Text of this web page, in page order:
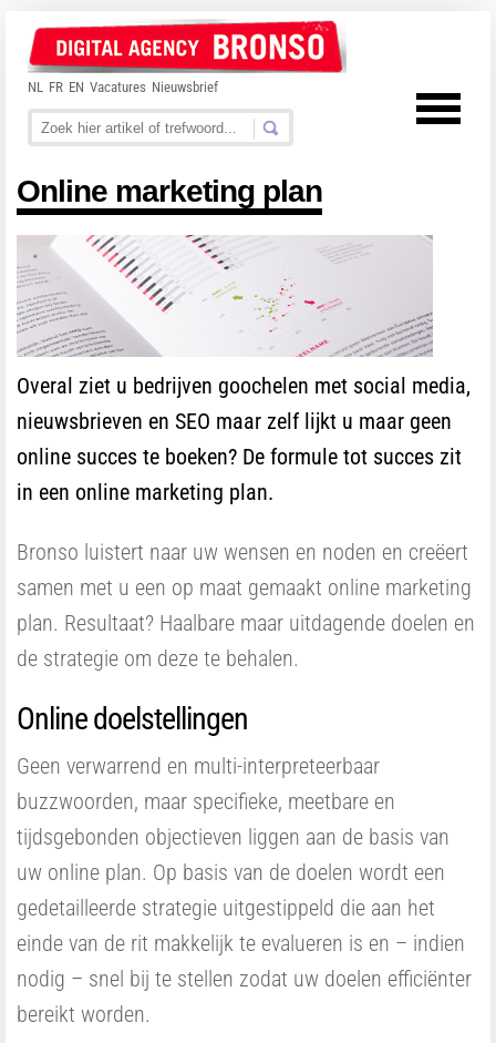
NL FR EN Vacatures Nieuwsbrief
Online marketing plan
Overal ziet u bedrijven goochelen met social media,
nieuwsbrieven en SEO maar zelf lijkt u maar geen
online succes te boeken? De formule tot succes zit
in een online marketing plan.
Bronso luistert naar uw wensen en noden en creëert
samen met u een op maat gemaakt online marketing
plan. Resultaat? Haalbare maar uitdagende doelen en
de strategie om deze te behalen.
Online doelstellingen
Geen verwarrend en multi-interpreteerbaar
buzzwoorden, maar specifieke, meetbare en
tijdsgebonden objectieven liggen aan de basis van
uw online plan. Op basis van de doelen wordt een
gedetailleerde strategie uitgestippeld die aan het
einde van de rit makkelijk te evalueren is en – indien
nodig – snel bij te stellen zodat uw doelen efficiënter
bereikt worden.